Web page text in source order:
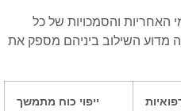
האחריות והסמכויות של כל
השילוב ביניהם מספק את
ייפוי כוח מתמשך